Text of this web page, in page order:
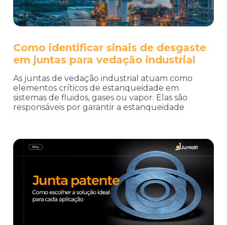
Como identificar sinais de desgaste
em juntas para vedação industrial
As juntas de vedação industrial atuam como
elementos críticos de estanqueidade em
sistemas de fluidos, gases ou vapor. Elas são
responsáveis por garantir a estanqueidade